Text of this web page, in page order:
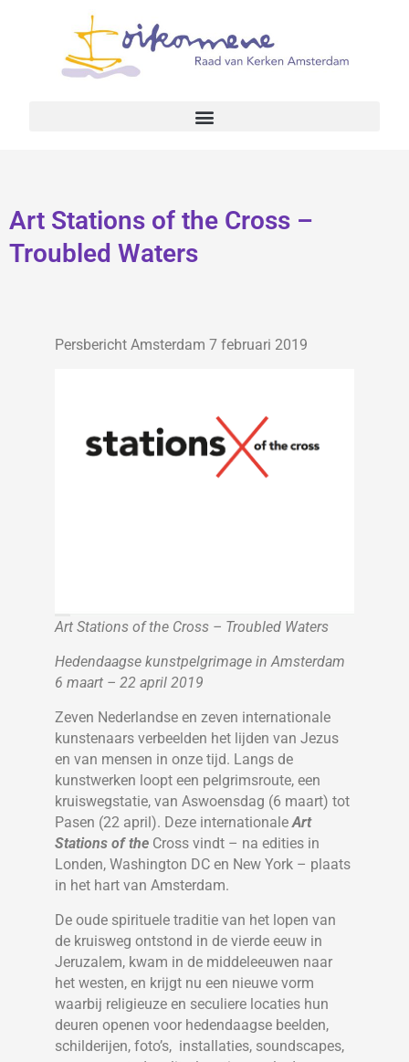
Art Stations of the Cross –
Troubled Waters
Persbericht Amsterdam 7 februari 2019
Art Stations of the Cross – Troubled Waters
Hedendaagse kunstpelgrimage in Amsterdam
6 maart – 22 april 2019
Zeven Nederlandse en zeven internationale
kunstenaars verbeelden het lijden van Jezus
en van mensen in onze tijd. Langs de
kunstwerken loopt een pelgrimsroute, een
kruiswegstatie, van Aswoensdag (6 maart) tot
Pasen (22 april). Deze internationaleArt
Stations of the Cross vindt – na edities in
Londen, Washington DC en New York – plaats
in het hart van Amsterdam.
De oude spirituele traditie van het lopen van
de kruisweg ontstond in de vierde eeuw in
Jeruzalem, kwam in de middeleeuwen naar
het westen, en krijgt nu een nieuwe vorm
waarbij religieuze en seculiere locaties hun
deuren openen voor hedendaagse beelden,
schilderijen, foto’s, installaties, soundscapes,